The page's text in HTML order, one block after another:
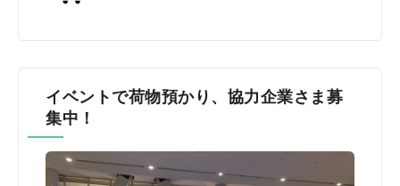
イベントで荷物預かり、協力企業さま募
集中！